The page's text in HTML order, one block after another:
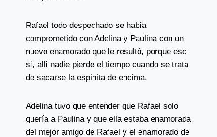
Rafael todo despechado se había
comprometido con Adelina y Paulina con un
nuevo enamorado que le resultó, porque eso
sí, allí nadie pierde el tiempo cuando se trata
de sacarse la espinita de encima.
Adelina tuvo que entender que Rafael solo
quería a Paulina y que ella estaba enamorada
del mejor amigo de Rafael y el enamorado de